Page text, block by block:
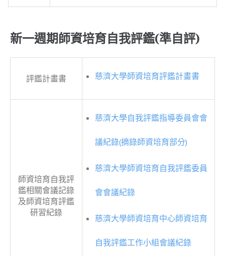
新一週期師資培育自我評鑑(準自評)
評鑑計畫書 慈濟大學師資培育評鑑計畫書
師資培育自我評
鑑相關會議記錄
及師資培育評鑑
研習紀錄
慈濟大學自我評鑑指導委員會會
議紀錄(摘錄師資培育部分)
慈濟大學師資培育自我評鑑委員
會會議紀錄
慈濟大學師資培育中心師資培育
自我評鑑工作小組會議紀錄